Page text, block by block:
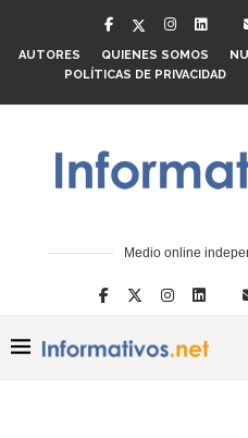
AUTORES QUIENES SOMOS
POLÍTICAS DE PRIVACIDAD
Medio online